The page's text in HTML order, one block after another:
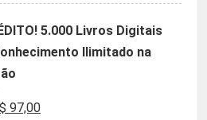
49,90.
é:
R$ 29,90.
5.000 Livros Digitais
Ilimitado na
97,00O